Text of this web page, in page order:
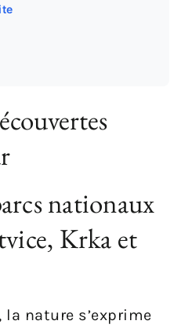
nationaux
Krka et
nature s’exprime